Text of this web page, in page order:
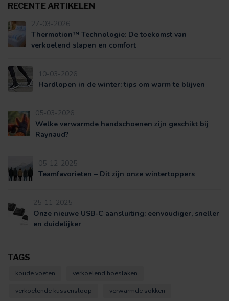
RECENTE ARTIKELEN
27-03-2026
Thermotion™ Technologie: De toekomst van
verkoelend slapen en comfort
10-03-2026
Hardlopen in de winter: tips om warm te blijven
05-03-2026
Welke verwarmde handschoenen zijn geschikt bij
Raynaud?
05-12-2025
Teamfavorieten – Dit zijn onze wintertoppers
25-11-2025
Onze nieuwe USB-C aansluiting: eenvoudiger, sneller
en duidelijker
TAGS
koude voeten
verkoelend hoeslaken
verkoelende kussensloop
verwarmde sokken